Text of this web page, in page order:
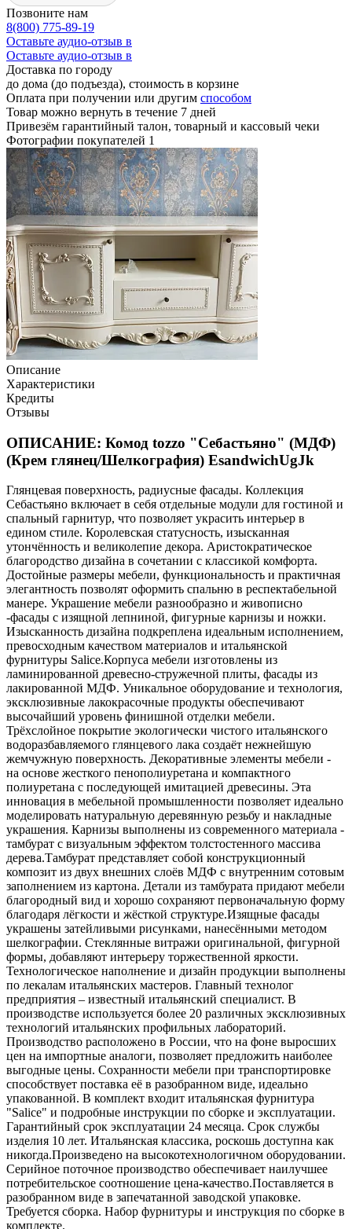
Позвоните нам
8(800) 775-89-19
Оставьте аудио-отзыв в
Оставьте аудио-отзыв в
Доставка по городу
до дома (до подъезда), стоимость в корзине
Оплата при получении или другим способом
Товар можно вернуть в течение 7 дней
Привезём гарантийный талон, товарный и кассовый чеки
Фотографии покупателей 1
Описание
Характеристики
Кредиты
Отзывы
ОПИСАНИЕ: Комод tozzo "Себастьяно" (МДФ)
(Крем глянец/Шелкография) EsandwichUgJk
Глянцевая поверхность, радиусные фасады. Коллекция
Себастьяно включает в себя отдельные модули для гостиной и
спальный гарнитур, что позволяет украсить интерьер в
едином стиле. Королевская статусность, изысканная
утончённость и великолепие декора. Аристократическое
благородство дизайна в сочетании с классикой комфорта.
Достойные размеры мебели, функциональность и практичная
элегантность позволят оформить спальню в респектабельной
манере. Украшение мебели разнообразно и живописно
-фасады с изящной лепниной, фигурные карнизы и ножки.
Изысканность дизайна подкреплена идеальным исполнением,
превосходным качеством материалов и итальянской
фурнитуры Salice.Корпуса мебели изготовлены из
ламинированной древесно-стружечной плиты, фасады из
лакированной МДФ. Уникальное оборудование и технология,
эксклюзивные лакокрасочные продукты обеспечивают
высочайший уровень финишной отделки мебели.
Трёхслойное покрытие экологически чистого итальянского
водоразбавляемого глянцевого лака создаёт нежнейшую
жемчужную поверхность. Декоративные элементы мебели -
на основе жесткого пенополиуретана и компактного
полиуретана с последующей имитацией древесины. Эта
инновация в мебельной промышленности позволяет идеально
моделировать натуральную деревянную резьбу и накладные
украшения. Карнизы выполнены из современного материала -
тамбурат с визуальным эффектом толстостенного массива
дерева.Тамбурат представляет собой конструкционный
композит из двух внешних слоёв МДФ с внутренним сотовым
заполнением из картона. Детали из тамбурата придают мебели
благородный вид и хорошо сохраняют первоначальную форму
благодаря лёгкости и жёсткой структуре.Изящные фасады
украшены затейливыми рисунками, нанесёнными методом
шелкографии. Стеклянные витражи оригинальной, фигурной
формы, добавляют интерьеру торжественной яркости.
Технологическое наполнение и дизайн продукции выполнены
по лекалам итальянских мастеров. Главный технолог
предприятия – известный итальянский специалист. В
производстве используется более 20 различных эксклюзивных
технологий итальянских профильных лабораторий.
Производство расположено в России, что на фоне выросших
цен на импортные аналоги, позволяет предложить наиболее
выгодные цены. Сохранности мебели при транспортировке
способствует поставка её в разобранном виде, идеально
упакованной. В комплект входит итальянская фурнитура
"Salice" и подробные инструкции по сборке и эксплуатации.
Гарантийный срок эксплуатации 24 месяца. Срок службы
изделия 10 лет. Итальянская классика, роскошь доступна как
никогда.Произведено на высокотехнологичном оборудовании.
Серийное поточное производство обеспечивает наилучшее
потребительское соотношение цена-качество.Поставляется в
разобранном виде в запечатанной заводской упаковке.
Требуется сборка. Набор фурнитуры и инструкция по сборке в
комплекте.